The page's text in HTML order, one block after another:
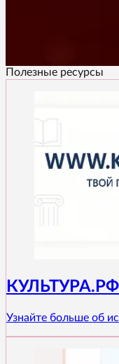
Полезные ресурсы
КУЛЬТУРА.РФ
Узнайте больше об